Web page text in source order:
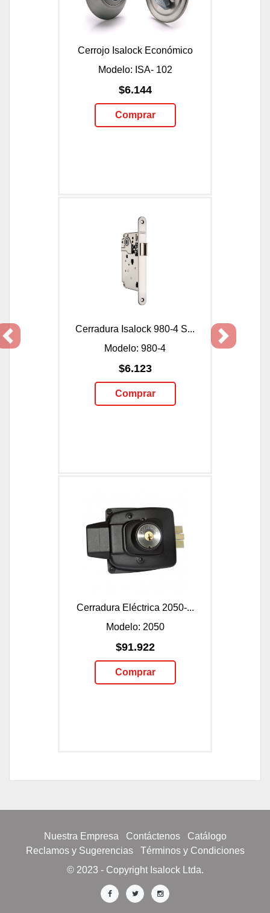
Cerrojo Isalock Económico
Modelo: ISA- 102
$6.144
Comprar
Cerradura Isalock 980-4 S...
Modelo: 980-4
$6.123
Comprar
Cerradura Eléctrica 2050-...
Modelo: 2050
$91.922
Comprar
Previous Next
Nuestra Empresa Contáctenos
Catálogo
Reclamos y Sugerencias
Términos y Condiciones
© 2023 - Copyright Isalock Ltda.